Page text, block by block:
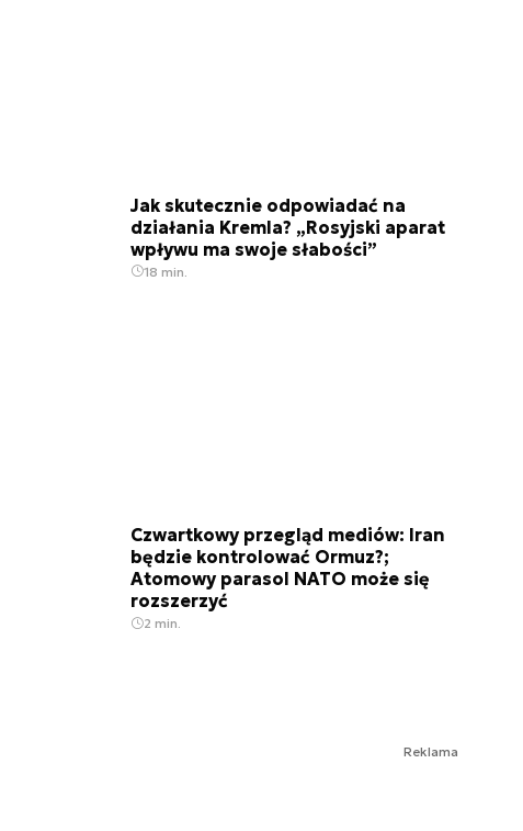
Jak skutecznie odpowiadać na
działania Kremla? „Rosyjski aparat
wpływu ma swoje słabości”
18 min.
Czwartkowy przegląd mediów: Iran
będzie kontrolować Ormuz?;
Atomowy parasol NATO może się
rozszerzyć
2 min.
Reklama